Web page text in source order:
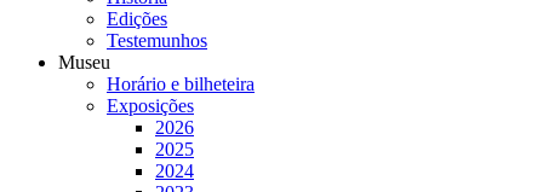
Edições
Testemunhos
Museu
Horário e bilheteira
Exposições
2026
2025
2024